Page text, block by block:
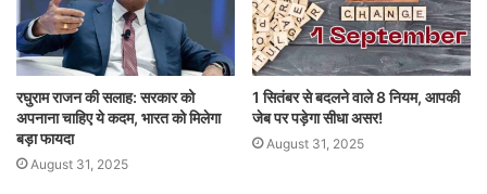
रघुराम राजन की सलाह: सरकार को
अपनाना चाहिए ये कदम, भारत को मिलेगा
बड़ा फायदा
August 31, 2025
1 सितंबर से बदलने वाले 8 नियम, आपकी
जेब पर पड़ेगा सीधा असर!
August 31, 2025